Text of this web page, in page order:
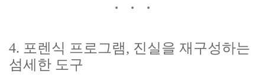
4. 포렌식 프로그램, 진실을 재구성하는
섬세한 도구